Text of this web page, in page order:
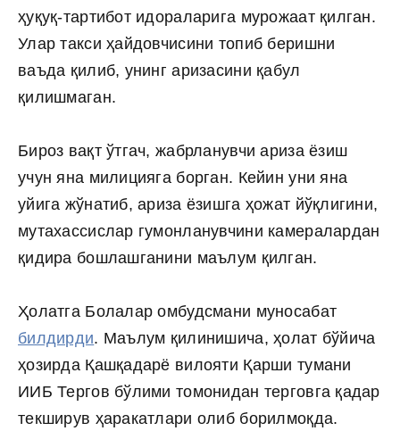
ҳуқуқ-тартибот идораларига мурожаат қилган.
Улар такси ҳайдовчисини топиб беришни
ваъда қилиб, унинг аризасини қабул
қилишмаган.
Бироз вақт ўтгач, жабрланувчи ариза ёзиш
учун яна милицияга борган. Кейин уни яна
уйига жўнатиб, ариза ёзишга ҳожат йўқлигини,
мутахассислар гумонланувчини камералардан
қидира бошлашганини маълум қилган.
Ҳолатга Болалар омбудсмани муносабат
билдирди. Маълум қилинишича, ҳолат бўйича
ҳозирда Қашқадарё вилояти Қарши тумани
ИИБ Тергов бўлими томонидан терговга қадар
текширув ҳаракатлари олиб борилмоқда.